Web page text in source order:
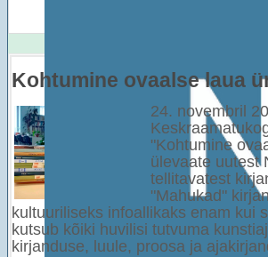
Kohtumine ovaalse laua
24. novembril
"Kohtumine
ülevaate uutest
tellitavatest
"Mahukad"
kultuuriliseks infoallikaks enam kui
kutsub kõiki huvilisi tutvuma
kirjanduse, luule, proosa ja